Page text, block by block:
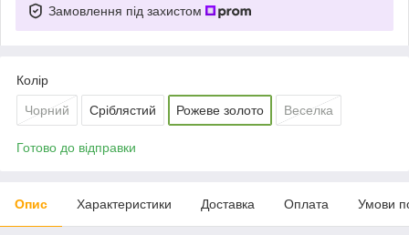
Замовлення під захистом
Колір
Чорний Сріблястий Рожеве золото Веселка
Готово до відправки
Опис Характеристики Доставка Оплата Умови